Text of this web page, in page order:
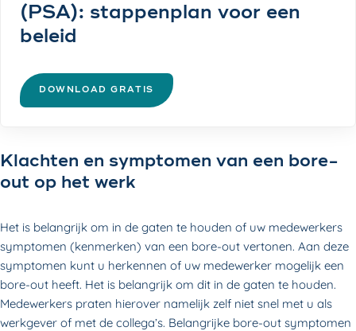
(PSA): stappenplan voor een
beleid
DOWNLOAD GRATIS
Klachten en symptomen van een bore-
out op het werk
Het is belangrijk om in de gaten te houden of uw medewerkers
symptomen (kenmerken) van een bore-out vertonen. Aan deze
symptomen kunt u herkennen of uw medewerker mogelijk een
bore-out heeft. Het is belangrijk om dit in de gaten te houden.
Medewerkers praten hierover namelijk zelf niet snel met u als
werkgever of met de collega’s. Belangrijke bore-out symptomen